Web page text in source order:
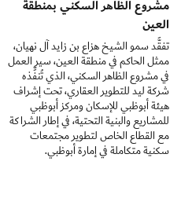
مشروع الظاهر السكني بمنطقة
العين
تفقَّد سمو الشيخ هزاع بن زايد آل نهيان،
ممثل الحاكم في منطقة العين، سير العمل
في مشروع الظاهر السكني، الذي تُنفِّذه
شركة ليد للتطوير العقاري، تحت إشراف
هيئة أبوظبي للإسكان ومركز أبوظبي
للمشاريع والبنية التحتية، في إطار الشراكة
مع القطاع الخاص لتطوير مجتمعات
سكنية متكاملة في إمارة أبوظبي.